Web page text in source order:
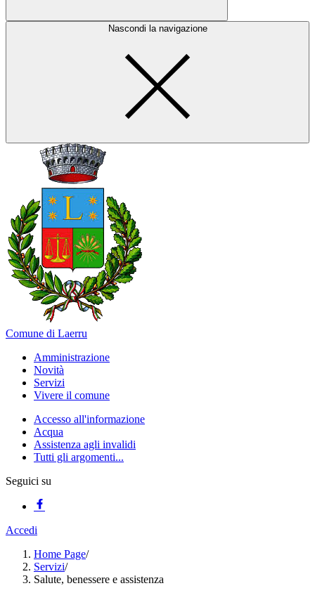
Nascondi la navigazione
Comune di Laerru
Amministrazione
Novità
Servizi
Vivere il comune
Accesso all'informazione
Acqua
Assistenza agli invalidi
Tutti gli argomenti...
Seguici su
Accedi
Home Page/
Servizi/
Salute, benessere e assistenza